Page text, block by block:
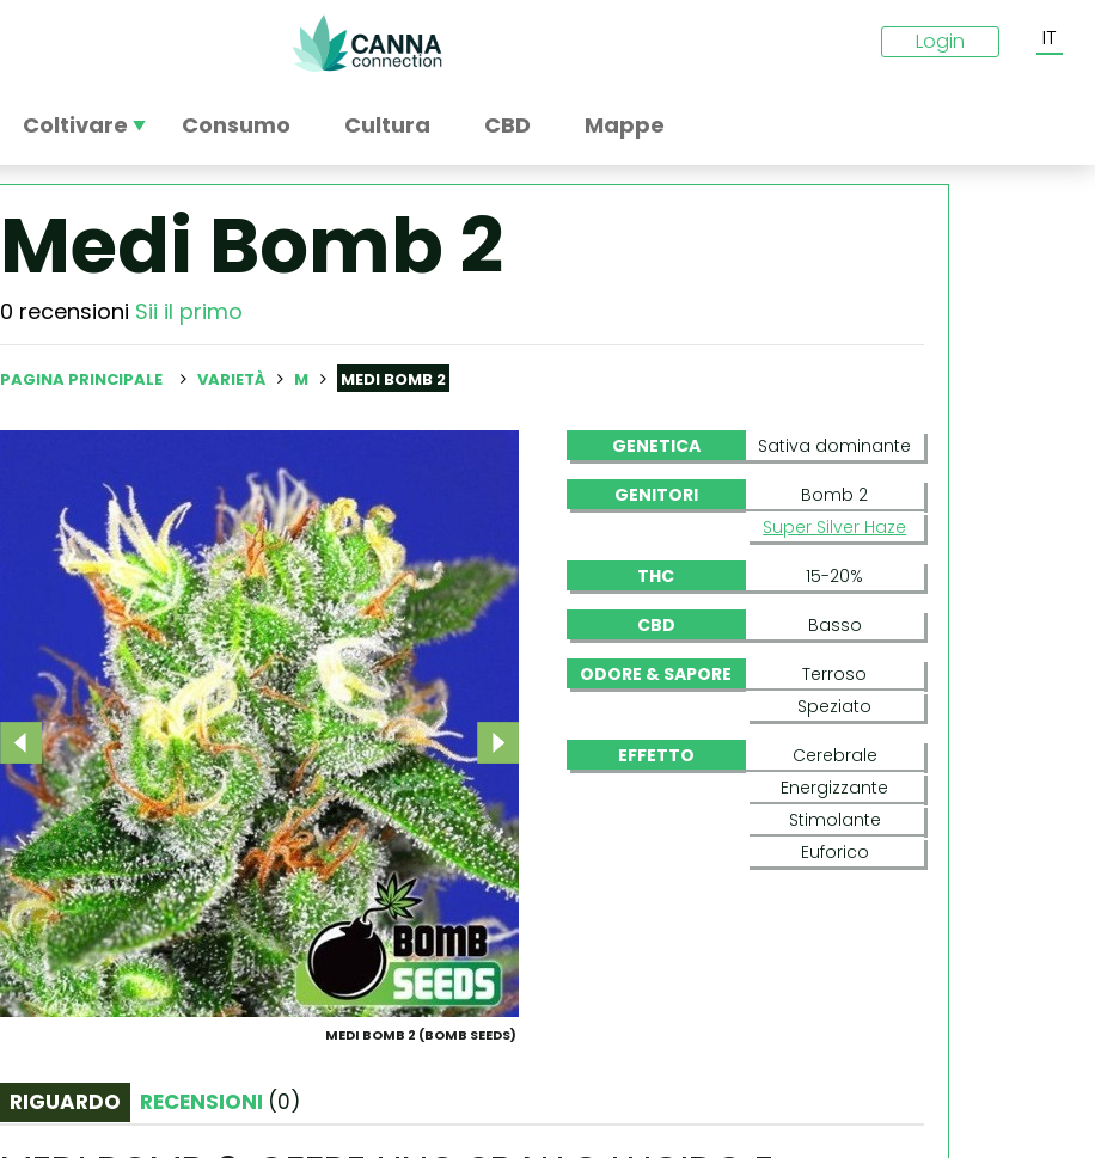
Login IT
Coltivare Consumo Cultura CBD Mappe
Medi Bomb 2
0 recensioni Sii il primo
PAGINA PRINCIPALE VARIETÀ M MEDI BOMB 2
MEDI BOMB 2 (BOMB SEEDS)
GENETICA Sativa dominante
GENITORI
Bomb 2
Super Silver Haze
THC 15-20%
CBD Basso
ODORE & SAPORE
Terroso
Speziato
EFFETTO
Cerebrale
Energizzante
Stimolante
Euforico
RIGUARDO RECENSIONI (0)